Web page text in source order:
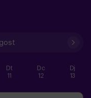
Dt
11
Dc
12
Dj
13